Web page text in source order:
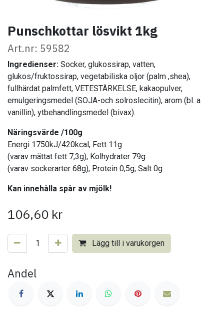
Punschkottar lösvikt 1kg
Art.nr: 59582
Ingredienser: Socker, glukossirap, vatten,
glukos/fruktossirap, vegetabiliska oljor (palm ,shea),
fullhärdat palmfett, VETESTÄRKELSE, kakaopulver,
emulgeringsmedel (SOJA-och solroslecitin), arom (bl. a
vanillin), ytbehandlingsmedel (bivax).
Näringsvärde /100g
Energi 1750kJ/420kcal, Fett 11g
(varav mättat fett 7,3g), Kolhydrater 79g
(varav sockerarter 68g), Protein 0,5g, Salt 0g
Kan innehålla spår av mjölk!
106,60 kr
Lägg till i varukorgen
Andel